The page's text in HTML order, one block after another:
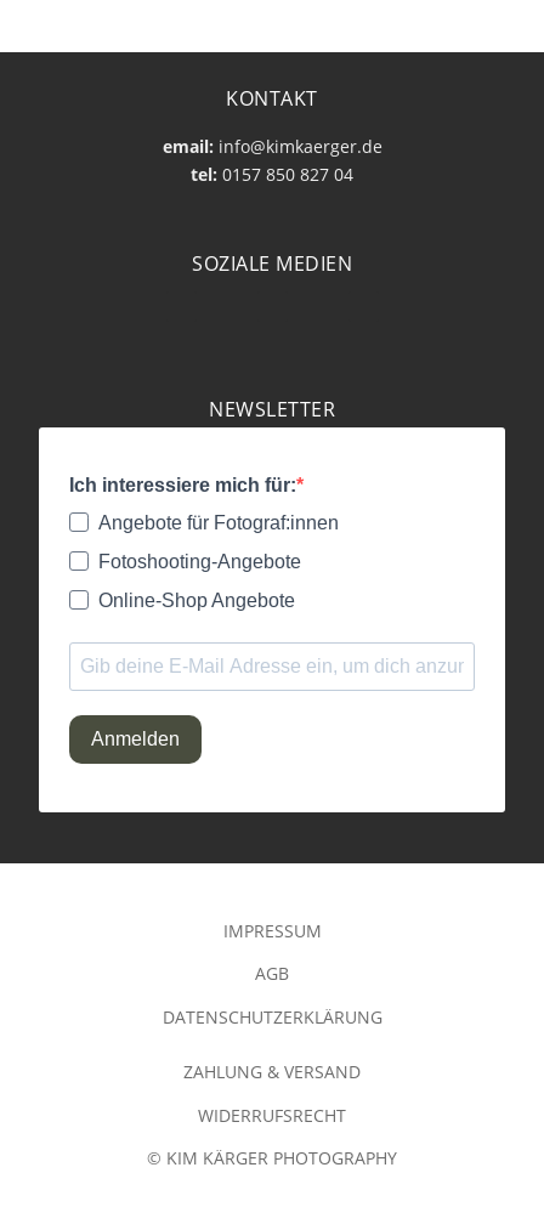
KONTAKT
email: info@kimkaerger.de
tel: 0157 850 827 04
SOZIALE MEDIEN
NEWSLETTER
Ich interessiere mich für:
Angebote für Fotograf:innen
Fotoshooting-Angebote
Online-Shop Angebote
Anmelden
IMPRESSUM
AGB
DATENSCHUTZERKLÄRUNG
ZAHLUNG & VERSAND
WIDERRUFSRECHT
© KIM KÄRGER PHOTOGRAPHY